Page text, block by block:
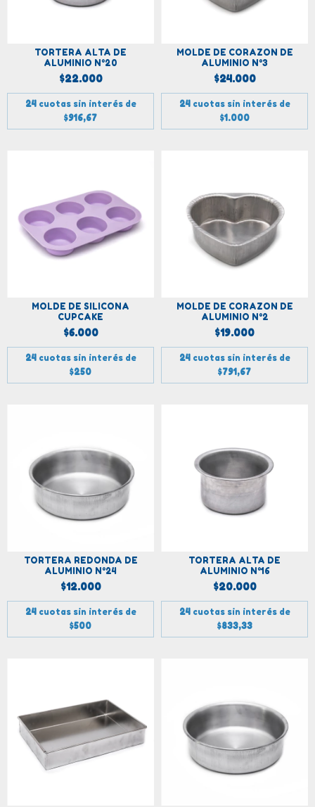
TORTERA ALTA DE
ALUMINIO N°20
$22.000
24 cuotas sin interés de
$916,67
MOLDE DE CORAZON DE
ALUMINIO N°3
$24.000
24 cuotas sin interés de
$1.000
MOLDE DE SILICONA
CUPCAKE
$6.000
24 cuotas sin interés de
$250
MOLDE DE CORAZON DE
ALUMINIO N°2
$19.000
24 cuotas sin interés de
$791,67
TORTERA REDONDA DE
ALUMINIO N°24
$12.000
24 cuotas sin interés de
$500
TORTERA ALTA DE
ALUMINIO N°16
$20.000
24 cuotas sin interés de
$833,33